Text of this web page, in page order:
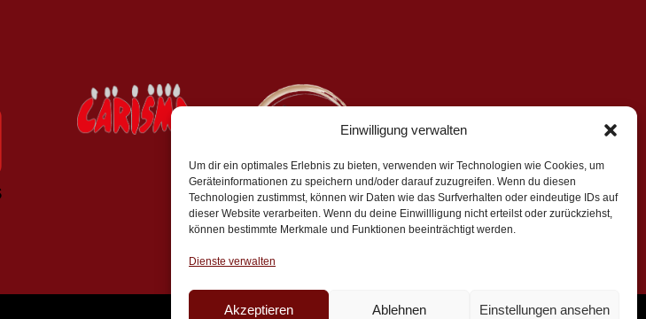
Einwilligung verwalten
Um dir ein optimales Erlebnis zu bieten, verwenden wir Technologien wie Cookies, um
Geräteinformationen zu speichern und/oder darauf zuzugreifen. Wenn du diesen
Technologien zustimmst, können wir Daten wie das Surfverhalten oder eindeutige IDs auf
dieser Website verarbeiten. Wenn du deine Einwillligung nicht erteilst oder zurückziehst,
können bestimmte Merkmale und Funktionen beeinträchtigt werden.
Dienste verwalten
Akzeptieren Ablehnen Einstellungen ansehen